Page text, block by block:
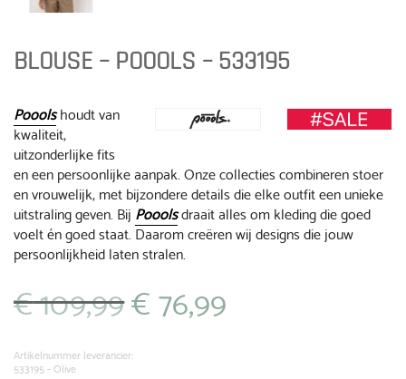
BLOUSE – POOOLS – 533195
Pooolshoudt van
kwaliteit,
uitzonderlijke fits
en een persoonlijke aanpak. Onze collecties combineren stoer
en vrouwelijk, met bijzondere details die elke outfit een unieke
uitstraling geven. Bij Pooolsdraait alles om kleding die goed
voelt én goed staat. Daarom creëren wij designs die jouw
persoonlijkheid laten stralen.
€109,99 Oorspronkelijke
prijs
€ 109,99.
€76,99
Artikelnummer leverancier:
533195 - Olive